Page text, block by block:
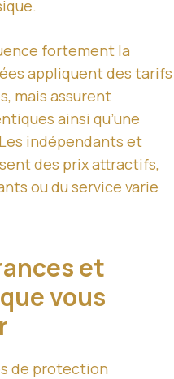
fortement la
appliquent des tarifs
mais assurent
ainsi qu’une
indépendants et
des prix attractifs,
ou du service varie
et
vous
de protection